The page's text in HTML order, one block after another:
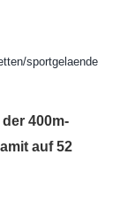
sportgelaende
400m-
auf 52